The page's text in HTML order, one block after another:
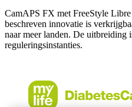
CamAPS FX met FreeStyle
beschreven innovatie is
naar meer landen. De uitbreiding
reguleringsinstanties.